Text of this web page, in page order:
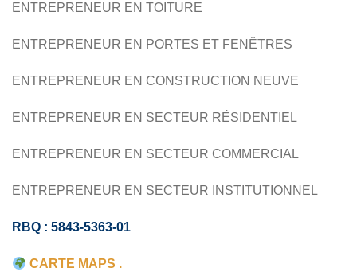
ENTREPRENEUR EN TOITURE
ENTREPRENEUR EN PORTES ET FENÊTRES
ENTREPRENEUR EN CONSTRUCTION NEUVE
ENTREPRENEUR EN SECTEUR RÉSIDENTIEL
ENTREPRENEUR EN SECTEUR COMMERCIAL
ENTREPRENEUR EN SECTEUR INSTITUTIONNEL
RBQ : 5843-5363-01
CARTE MAPS .